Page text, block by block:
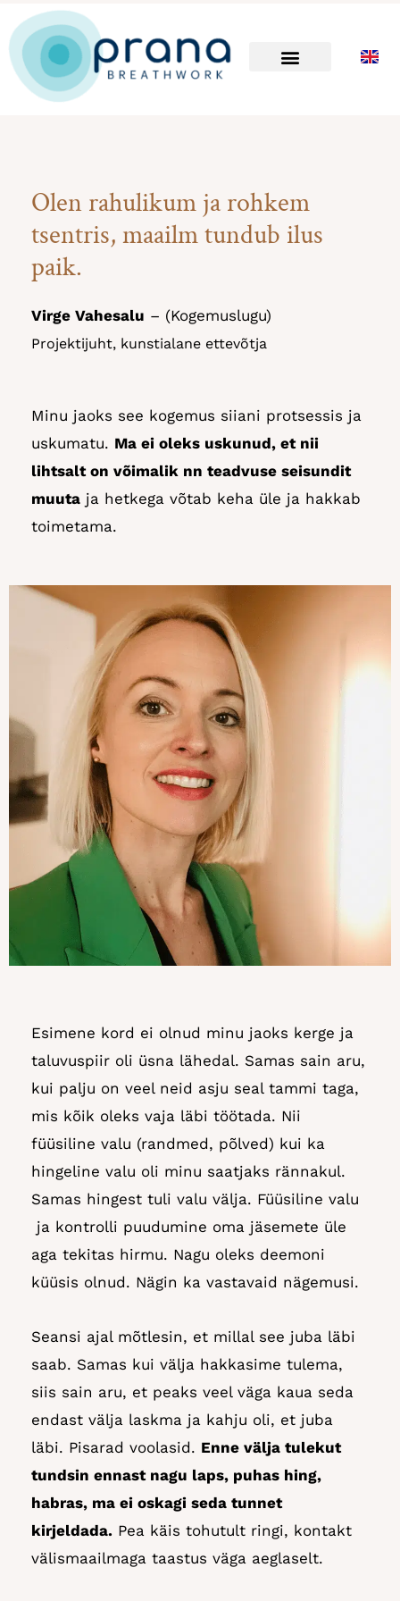
Skip
to
content
Olen rahulikum ja rohkem
tsentris, maailm tundub ilus
paik.
Virge Vahesalu – (Kogemuslugu)
Projektijuht, kunstialane ettevõtja
Minu jaoks see kogemus siiani protsessis ja
uskumatu. Ma ei oleks uskunud, et nii
lihtsalt on võimalik nn teadvuse seisundit
muuta ja hetkega võtab keha üle ja hakkab
toimetama.
Esimene kord ei olnud minu jaoks kerge ja
taluvuspiir oli üsna lähedal. Samas sain aru,
kui palju on veel neid asju seal tammi taga,
mis kõik oleks vaja läbi töötada. Nii
füüsiline valu (randmed, põlved) kui ka
hingeline valu oli minu saatjaks rännakul.
Samas hingest tuli valu välja. Füüsiline valu
ja kontrolli puudumine oma jäsemete üle
aga tekitas hirmu. Nagu oleks deemoni
küüsis olnud. Nägin ka vastavaid nägemusi.
Seansi ajal mõtlesin, et millal see juba läbi
saab. Samas kui välja hakkasime tulema,
siis sain aru, et peaks veel väga kaua seda
endast välja laskma ja kahju oli, et juba
läbi. Pisarad voolasid. Enne välja tulekut
tundsin ennast nagu laps, puhas hing,
habras, ma ei oskagi seda tunnet
kirjeldada. Pea käis tohutult ringi, kontakt
välismaailmaga taastus väga aeglaselt.